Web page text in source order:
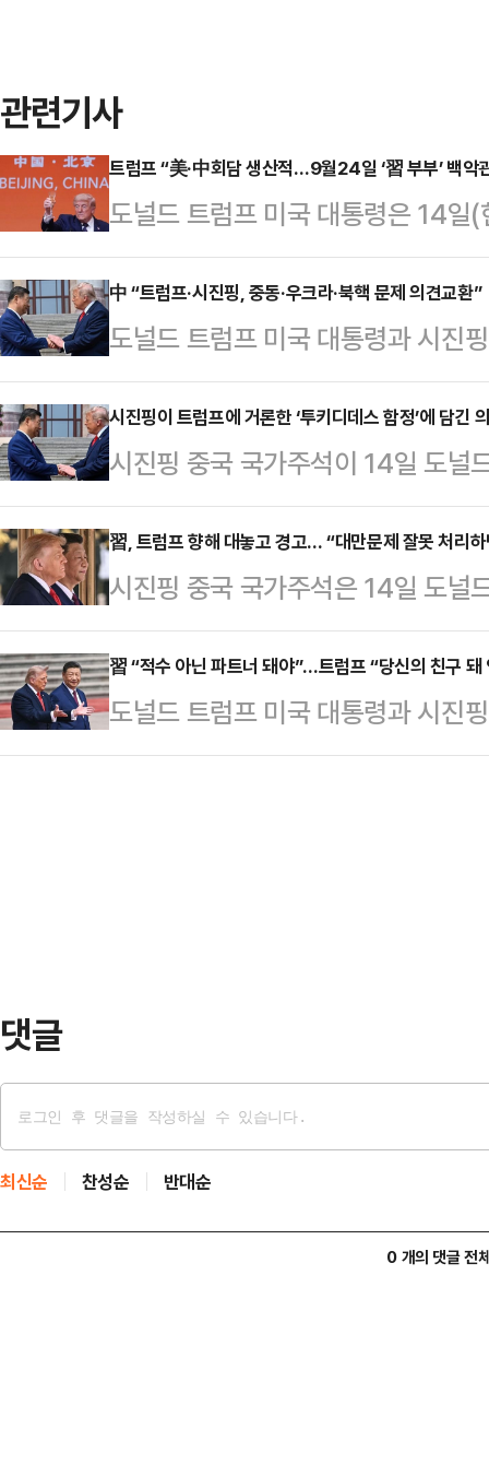
관련기사
트럼프 “美·中회담 생산적…9월24일 ‘習 부부’ 백악
도널드 트럼프 미국 대통령은 14일
상회담을 긍정적으로 평가하며 시
이터통신 등에 따르면 트럼프 대통
서 시 주석 주최로 열린 국빈 만찬
적이고 생산적인 대화와 회의를 가
우리가 논의했던 몇 가지 사안들을
한 기회”라며 “모두 미국과 중국에
령은 특히 “시 주석과…
中 “트럼프·시진핑, 중동·우크라·북핵 문제 의견교환”
도널드 트럼프 미국 대통령과 시진
회담에서 이란전쟁과 우크라이나
했다고 밝혔다.중국 관영 신화통신
은 이날 베이징 인민대회당에서
10월 30일 부산 미·중 정상회담은
결과문을 통해 “두 나라 정상은 중
도) 등 중요한 국제 및 지역 현안에
문제와 …
시진핑이 트럼프에 거론한 ‘투키디데스 함정’에 담긴
시진핑 중국 국가주석이 14일 도널
‘투키디데스의 함정’을 거론해 '주
쟁이 치열한 상황에서 주목된다.중
주석은 이날 오전 베이징 인민대회
담을 시작하면서 모두발언을 통해
스 함정'을 언급했다.시 주석은 “세
미 양국이 투키디데스의 함정을 넘
느냐가 중요하다…
習, 트럼프 향해 대놓고 경고… “대만문제 잘못 처리
시진핑 중국 국가주석은 14일 도널
미·중 충돌로 이어질 수 있다고 경
따르면 시 주석은 이날 베이징 인민
회담에서 대만문제를 거론하며 “중
만문제를) 잘 처리하면 두 나라 관
習 “적수 아닌 파트너 돼야”…트럼프 “당신의 친구 돼
도널드 트럼프 미국 대통령과 시진
일 오전 시작됐다. 이번 정상회담에
댓글
최신순 찬성순 반대순
0 개의 댓글 전